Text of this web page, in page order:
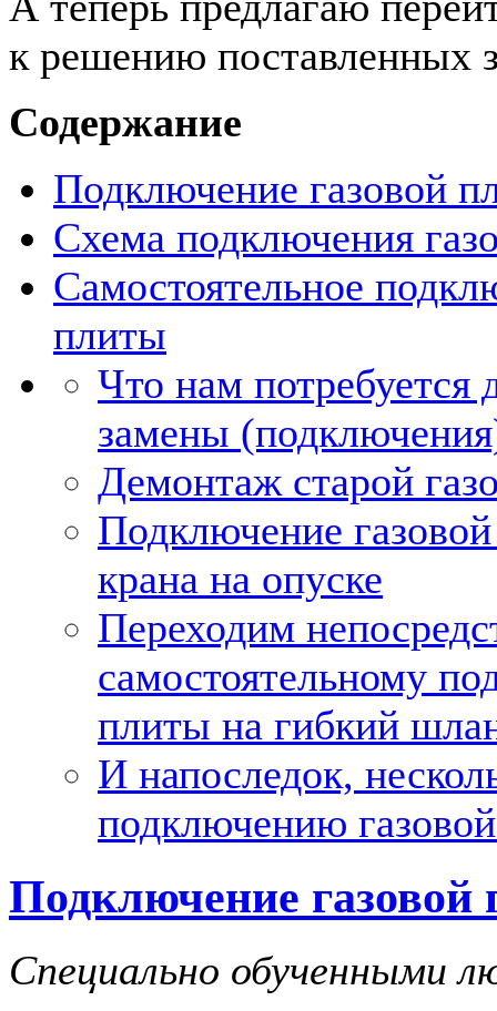
к решению поставленных
Содержание
Подключение газовой
Схема подключения
Самостоятельное
плиты
Что нам потребуется
замены
Демонтаж старой
Подключение
крана на опуске
Переходим
самостоятельному
плиты на гибкий
И напоследок,
подключению
Подключение газовой
Специально обученными